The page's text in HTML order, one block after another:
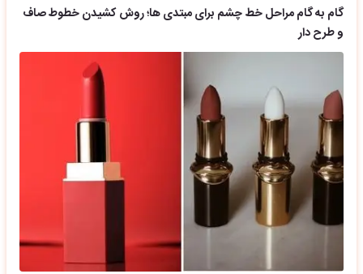
گام به گام مراحل خط چشم برای مبتدی ها؛ روش کشیدن خطوط صاف
و طرح دار